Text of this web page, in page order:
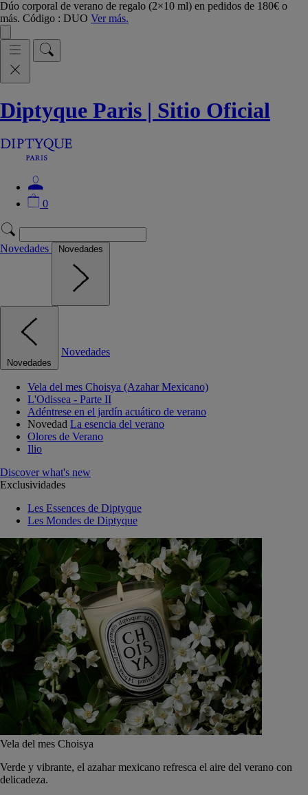
Dúo corporal de verano de regalo (2×10 ml) en pedidos de 180€ o
más. Código : DUO Ver más.
Diptyque Paris | Sitio Oficial
0
Novedades Novedades
Novedades
Novedades
Vela del mes Choisya (Azahar Mexicano)
L'Odissea - Parte II
Adéntrese en el jardín acuático de verano
Novedad La esencia del verano
Olores de Verano
Ilio
Discover what's new
Exclusividades
Les Essences de Diptyque
Les Mondes de Diptyque
Vela del mes Choisya
Verde y vibrante, el azahar mexicano refresca el aire del verano con
delicadeza.